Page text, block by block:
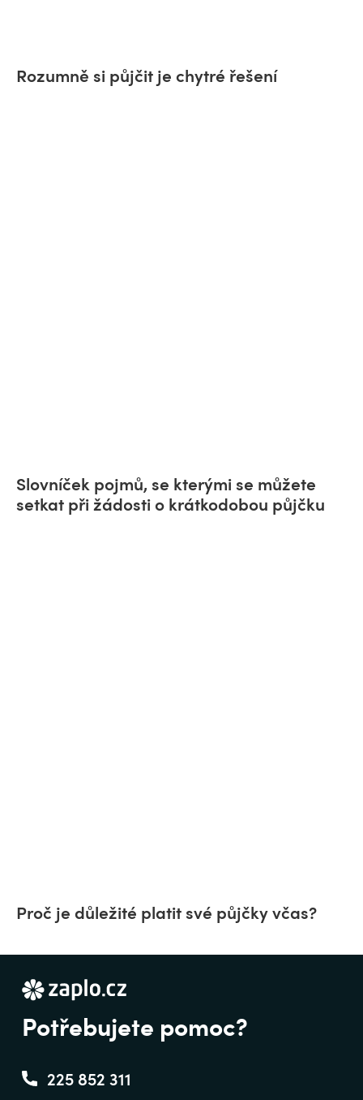
Rozumně si půjčit je chytré řešení
Slovníček pojmů, se kterými se můžete
setkat při žádosti o krátkodobou půjčku
Proč je důležité platit své půjčky včas?
Potřebujete pomoc?
225 852 311